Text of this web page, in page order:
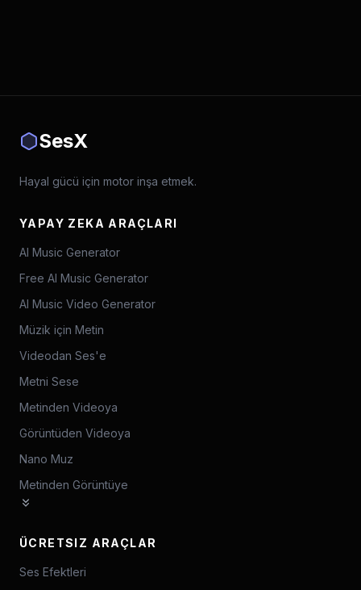
SesX
Hayal gücü için motor inşa etmek.
YAPAY ZEKA ARAÇLARI
AI Music Generator
Free AI Music Generator
AI Music Video Generator
Müzik için Metin
Videodan Ses'e
Metni Sese
Metinden Videoya
Görüntüden Videoya
Nano Muz
Metinden Görüntüye
ÜCRETSIZ ARAÇLAR
Ses Efektleri